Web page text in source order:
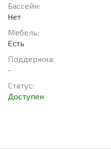
Басcейн:
Нет
Мебель:
Есть
Поддержка:
-
Статус:
Доступен